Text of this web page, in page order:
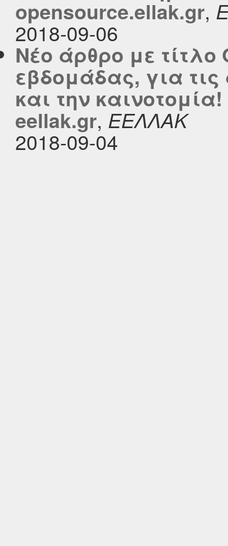
opensource.ellak.gr,
2018-09-06
Νέο άρθρο με τίτλο
εβδομάδας, για τις
και την
eellak.gr, ΕΕΛΛΑΚ
2018-09-04